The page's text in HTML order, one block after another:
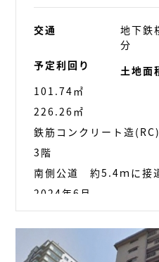
交通
地下鉄
分
予定利回り
土地面
101.74㎡
226.26㎡
鉄筋コンクリート造(RC)
3階
南側公道 約5.4ｍに接
2024年6月